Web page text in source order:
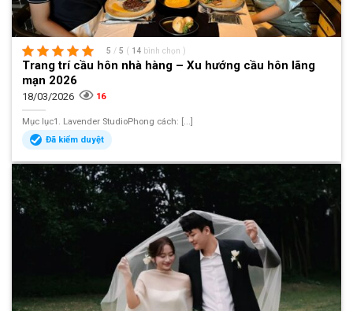
5 / 5 ( 14 bình chọn )
Trang trí cầu hôn nhà hàng – Xu hướng cầu hôn lãng
mạn 2026
18/03/2026 16
Mục lục1. Lavender StudioPhong cách: [...]
Đã kiểm duyệt